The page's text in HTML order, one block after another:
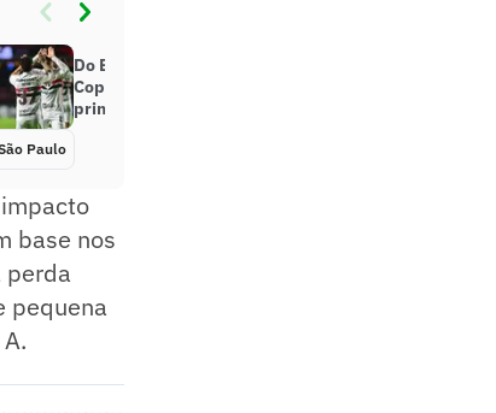
Do Brasileirão à eliminação na
Copa do Brasil: o São Paulo no
primeiro semestre
Paulo
base nos
perda
pequena